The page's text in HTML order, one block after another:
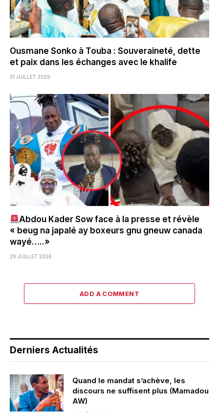
Ousmane Sonko à Touba : Souveraineté, dette
et paix dans les échanges avec le khalife
31 JUILLET 2026
Abdou Kader Sow face à la presse et révèle
« beug na japalé ay boxeurs gnu gneuw canada
wayé…..»
29 JUILLET 2026
ADD A COMMENT
Derniers Actualités
Quand le mandat s’achève, les
discours ne suffisent plus (Mamadou
AW)